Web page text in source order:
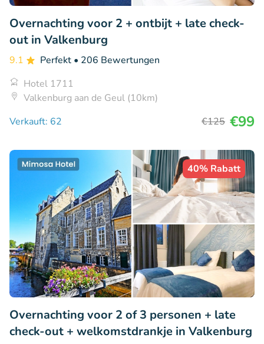
Overnachting voor 2 + ontbijt + late check-
out in Valkenburg
9.1 Perfekt • 206 Bewertungen
Hotel 1711
Valkenburg aan de Geul (10km)
Verkauft: 62
€125 €99
40% Rabatt
Overnachting voor 2 of 3 personen + late
check-out + welkomstdrankje in Valkenburg